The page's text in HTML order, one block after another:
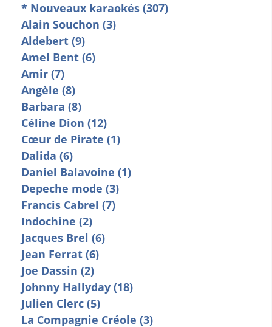
* Nouveaux karaokés (307)
Alain Souchon (3)
Aldebert (9)
Amel Bent (6)
Amir (7)
Angèle (8)
Barbara (8)
Céline Dion (12)
Cœur de Pirate (1)
Dalida (6)
Daniel Balavoine (1)
Depeche mode (3)
Francis Cabrel (7)
Indochine (2)
Jacques Brel (6)
Jean Ferrat (6)
Joe Dassin (2)
Johnny Hallyday (18)
Julien Clerc (5)
La Compagnie Créole (3)